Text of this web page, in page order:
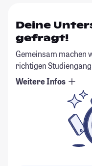
Deine
gefragt!
Gemeinsam machen
richtigen
Weitere Infos